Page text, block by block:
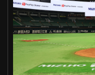
特定商取引法の表示
動画を検索（選手